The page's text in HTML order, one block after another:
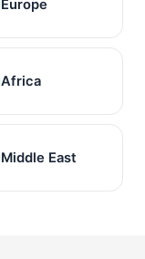
Europe
Africa
Middle East